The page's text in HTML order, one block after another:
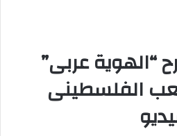
“الهوية عربى”
الفلسطينى